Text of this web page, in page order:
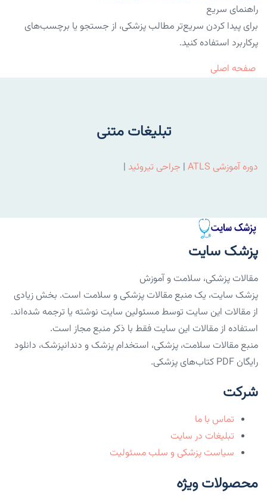
راهنمای سریع
برای پیدا کردن سریع‌تر مطالب پزشکی، از جستجو یا برچسب‌های
پرکاربرد استفاده کنید.
صفحه اصلی
تبلیغات متنی
دوره آموزشی ATLS | جراحی تیروئید |
پزشک سایت
مقالات پزشکی، سلامت و آموزش
پزشک سایت، یک منبع مقالات پزشکی و سلامت است. بخش زیادی
از مقالات این سایت توسط مسئولین سایت نوشته یا ترجمه شده‌اند.
استفاده از مقالات این سایت فقط با ذکر منبع مجاز است.
منبع مقالات سلامت، پزشکی، استخدام پزشک و دندانپزشک، دانلود
رایگان PDF کتاب‌های پزشکی.
شرکت
تماس با ما
تبلیغات در سایت
سیاست پزشکی و سلب مسئولیت
محصولات ویژه